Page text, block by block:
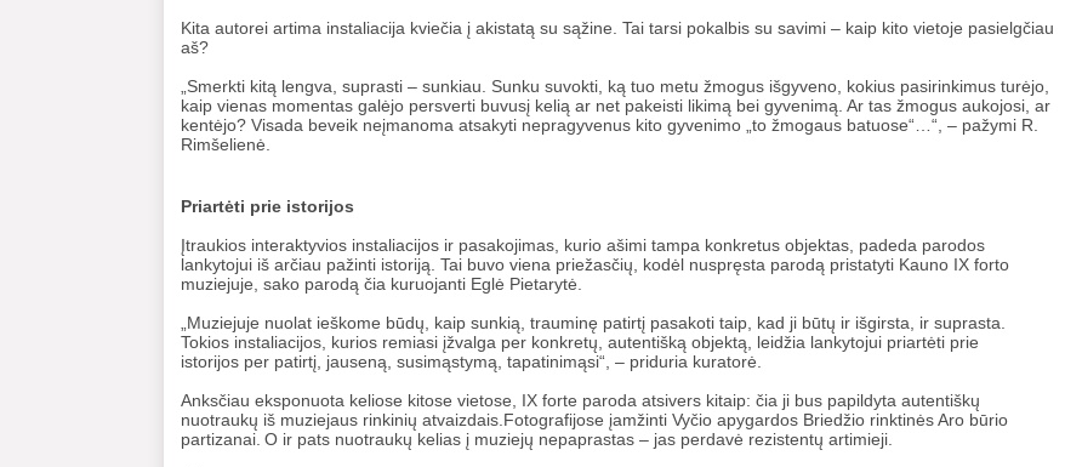
Kita autorei artima instaliacija kviečia į akistatą su sąžine. Tai tarsi pokalbis su savimi – kaip kito vietoje pasielgčiau
aš?
„Smerkti kitą lengva, suprasti – sunkiau. Sunku suvokti, ką tuo metu žmogus išgyveno, kokius pasirinkimus turėjo,
kaip vienas momentas galėjo persverti buvusį kelią ar net pakeisti likimą bei gyvenimą. Ar tas žmogus aukojosi, ar
kentėjo? Visada beveik neįmanoma atsakyti nepragyvenus kito gyvenimo „to žmogaus batuose“…“, – pažymi R.
Rimšelienė.
Priartėti prie istorijos
Įtraukios interaktyvios instaliacijos ir pasakojimas, kurio ašimi tampa konkretus objektas, padeda parodos
lankytojui iš arčiau pažinti istoriją. Tai buvo viena priežasčių, kodėl nuspręsta parodą pristatyti Kauno IX forto
muziejuje, sako parodą čia kuruojanti Eglė Pietarytė.
„Muziejuje nuolat ieškome būdų, kaip sunkią, trauminę patirtį pasakoti taip, kad ji būtų ir išgirsta, ir suprasta.
Tokios instaliacijos, kurios remiasi įžvalga per konkretų, autentišką objektą, leidžia lankytojui priartėti prie
istorijos per patirtį, jauseną, susimąstymą, tapatinimąsi“, – priduria kuratorė.
Anksčiau eksponuota keliose kitose vietose, IX forte paroda atsivers kitaip: čia ji bus papildyta autentiškų
nuotraukų iš muziejaus rinkinių atvaizdais.Fotografijose įamžinti Vyčio apygardos Briedžio rinktinės Aro būrio
partizanai. O ir pats nuotraukų kelias į muziejų nepaprastas – jas perdavė rezistentų artimieji.